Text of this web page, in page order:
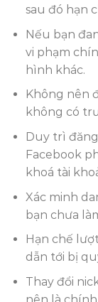
sau đó hạn
Nếu bạn
vi phạm
hình khác.
Không nên
không có
Duy trì
Facebook
khoá tài
Xác minh
bạn chưa
Hạn chế
dẫn tới bị
Thay đổi